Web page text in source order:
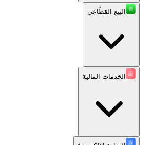
البيع القطّاعي
الخدمات المالية